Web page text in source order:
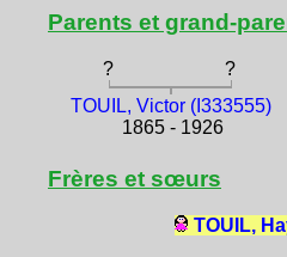
Parents et grand-
? ?
TOUIL, Victor (I333555)
1865 - 1926
Frères et sœurs
TOUIL,